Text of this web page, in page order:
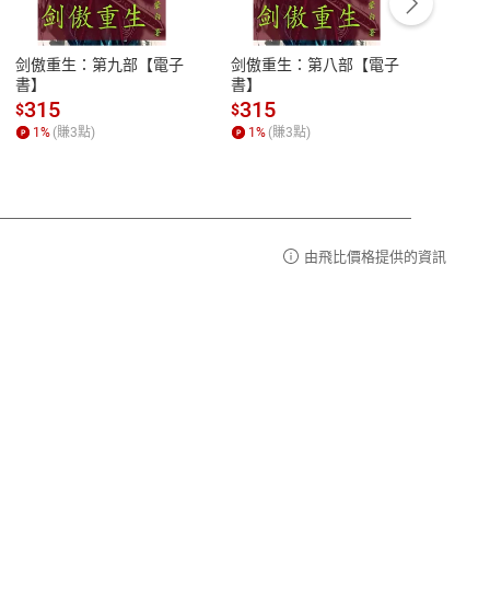
性
參
服務時間：週一到週五 10:00-12:00、
13:00-17:00 (國定假日及例假日休息)
客服電話：0080-1857077
剑傲重生：第九部【電子
書】
$315
1% (賺3點)
剑傲重生：第八部【電子
書】
$315
1% (賺3點)
由飛比價格提供的資訊